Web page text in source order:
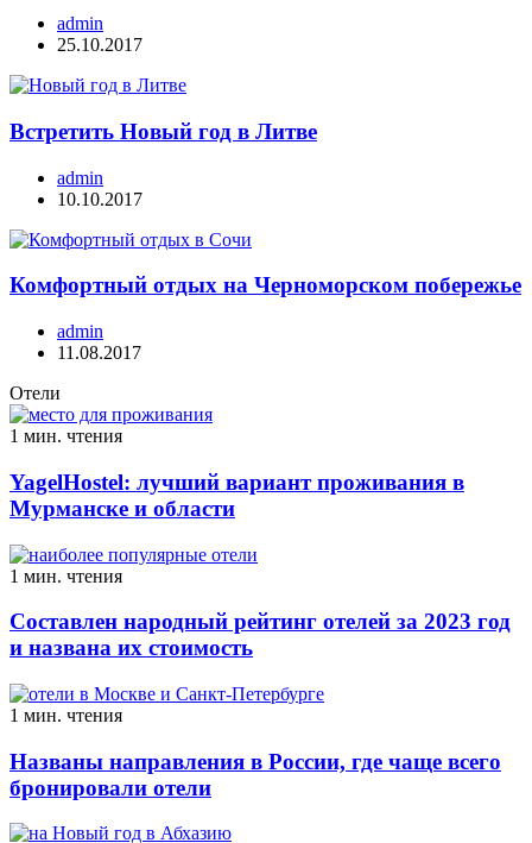
admin
25.10.2017
Встретить Новый год в Литве
admin
10.10.2017
Комфортный отдых на Черноморском побережье
admin
11.08.2017
Отели
1 мин. чтения
YagelHostel: лучший вариант проживания в
Мурманске и области
1 мин. чтения
Составлен народный рейтинг отелей за 2023 год
и названа их стоимость
1 мин. чтения
Названы направления в России, где чаще всего
бронировали отели